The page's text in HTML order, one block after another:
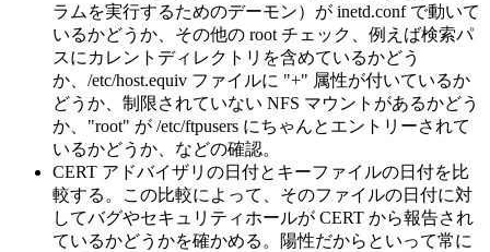
ラムを実行するためのデーモン）が inetd.conf で動いて
いるかどうか、その他の root チェック、例えば検索パ
スにカレントディレクトリを含めているかどう
か、/etc/host.equiv ファイルに "+" 属性が付いているか
どうか、制限されていない NFS マウントがあるかどう
か、"root" が /etc/ftpusers にちゃんとエントリーされて
いるかどうか、などの確認。
CERT アドバイザリの日付とキーファイルの日付を比
較する。この比較によって、そのファイルの日付に対
してバグやセキュリティホールが CERT から報告され
ているかどうかを確かめる。陽性だからといって常に